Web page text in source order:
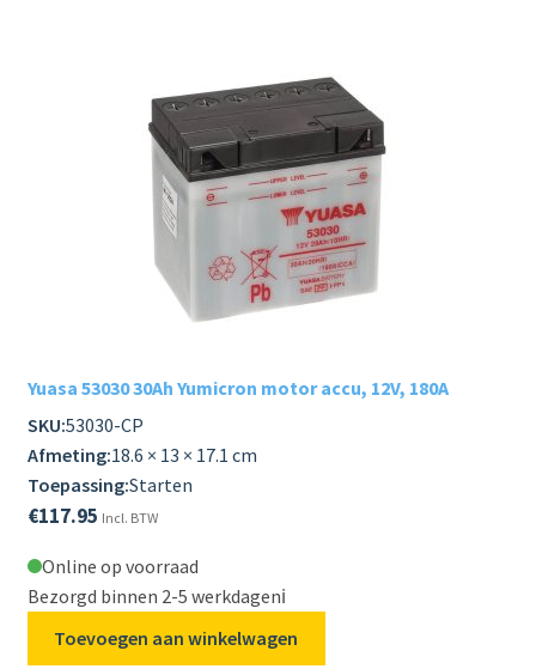
Yuasa 53030 30Ah Yumicron motor accu, 12V, 180A
SKU:53030-CP
Afmeting:18.6 × 13 × 17.1 cm
Toepassing:Starten
€117.95 Incl. BTW
Online op voorraad
Bezorgd binnen 2-5 werkdagenℹ️
Toevoegen aan winkelwagen